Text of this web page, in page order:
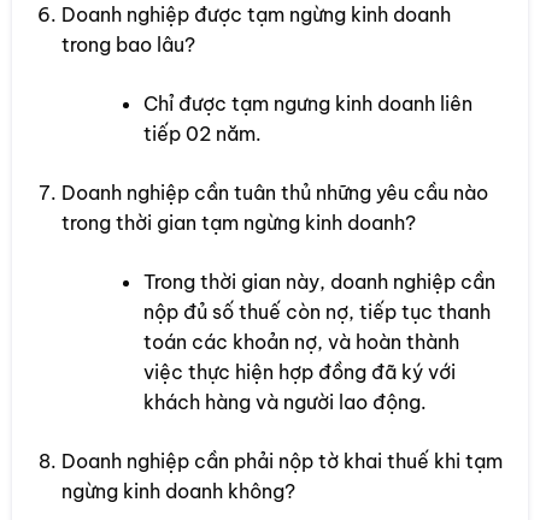
Doanh nghiệp được tạm ngừng kinh doanh
trong bao lâu?
Chỉ được tạm ngưng kinh doanh liên
tiếp 02 năm.
Doanh nghiệp cần tuân thủ những yêu cầu nào
trong thời gian tạm ngừng kinh doanh?
Trong thời gian này, doanh nghiệp cần
nộp đủ số thuế còn nợ, tiếp tục thanh
toán các khoản nợ, và hoàn thành
việc thực hiện hợp đồng đã ký với
khách hàng và người lao động.
Doanh nghiệp cần phải nộp tờ khai thuế khi tạm
ngừng kinh doanh không?